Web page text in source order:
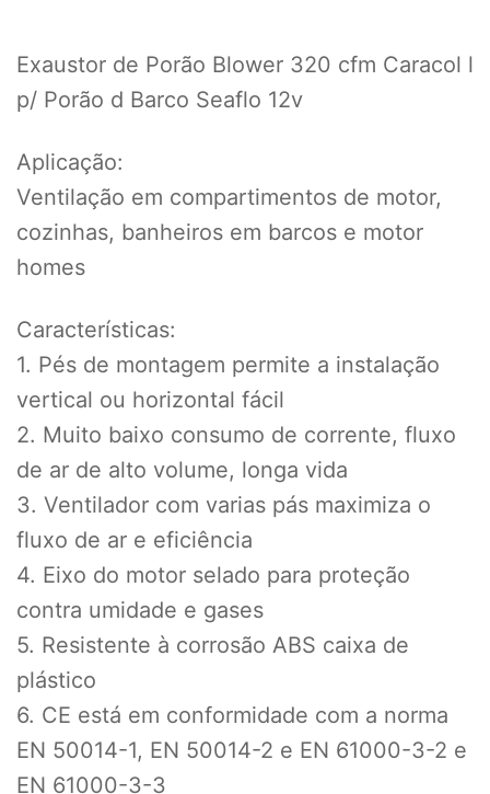
Exaustor de Porão Blower 320 cfm Caracol l
p/ Porão d Barco Seaflo 12v
Aplicação:
Ventilação em compartimentos de motor,
cozinhas, banheiros em barcos e motor
homes
Características:
1. Pés de montagem permite a instalação
vertical ou horizontal fácil
2. Muito baixo consumo de corrente, fluxo
de ar de alto volume, longa vida
3. Ventilador com varias pás maximiza o
fluxo de ar e eficiência
4. Eixo do motor selado para proteção
contra umidade e gases
5. Resistente à corrosão ABS caixa de
plástico
6. CE está em conformidade com a norma
EN 50014-1, EN 50014-2 e EN 61000-3-2 e
EN 61000-3-3